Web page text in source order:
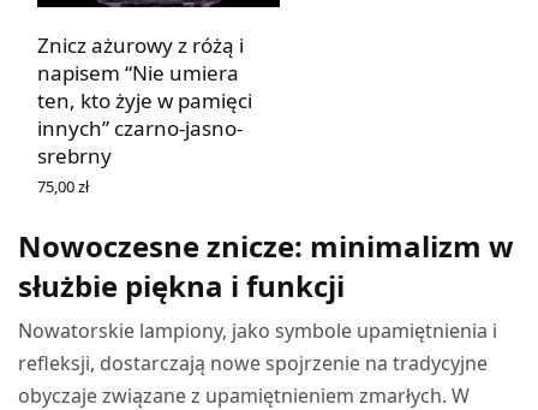
Znicz ażurowy z różą i
napisem “Nie umiera
ten, kto żyje w pamięci
innych” czarno-jasno-
srebrny
75,00zł
Nowoczesne znicze: minimalizm w
służbie piękna i funkcji
Nowatorskie lampiony, jako symbole upamiętnienia i
refleksji, dostarczają nowe spojrzenie na tradycyjne
obyczaje związane z upamiętnieniem zmarłych. W